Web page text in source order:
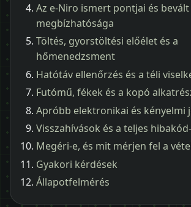
Az e-Niro ismert pontjai és bevált
megbízhatósága
Töltés, gyorstöltési előélet és a
hőmenedzsment
Hatótáv ellenőrzés és a téli
Futómű, fékek és a kopó
Apróbb elektronikai és kényelmi
Visszahívások és a teljes
Megéri-e, és mit mérjen fel a
Gyakori kérdések
Állapotfelmérés